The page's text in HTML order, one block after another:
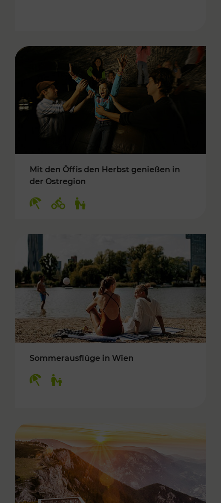
Mit den Öffis den Herbst genießen in
der Ostregion
Sommerausflüge in Wien